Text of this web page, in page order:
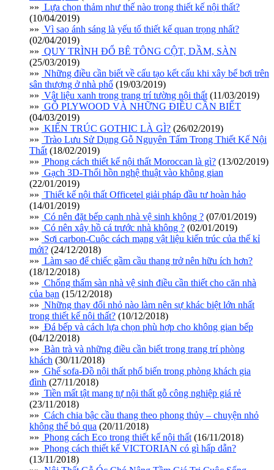
»» Lựa chọn thảm như thế nào trong thiết kế nội thất?
(10/04/2019)
»» Vì sao ánh sáng là yếu tố thiết kế quan trọng nhất?
(02/04/2019)
»» QUY TRÌNH ĐỔ BÊ TÔNG CỘT, DẦM, SÀN
(25/03/2019)
»» Những điều cần biết về cấu tạo kết cấu khi xây bể bơi trên
sân thượng ở nhà phố (19/03/2019)
»» Vật liệu xanh trong trang trí tường nội thất (11/03/2019)
»» GỖ PLYWOOD VÀ NHỮNG ĐIỀU CẦN BIẾT
(04/03/2019)
»» KIẾN TRÚC GOTHIC LÀ GÌ? (26/02/2019)
»» Trào Lưu Sử Dụng Gỗ Nguyên Tấm Trong Thiết Kế Nội
Thất (18/02/2019)
»» Phong cách thiết kế nội thất Moroccan là gì? (13/02/2019)
»» Gạch 3D-Thổi hồn nghệ thuật vào không gian
(22/01/2019)
»» Thiết kế nội thất Officetel giải pháp đầu tư hoàn hảo
(14/01/2019)
»» Có nên đặt bếp cạnh nhà vệ sinh không ? (07/01/2019)
»» Có nên xây hồ cá trước nhà không ? (02/01/2019)
»» Sợi carbon-Cuộc cách mạng vật liệu kiến trúc của thế kỉ
mới? (24/12/2018)
»» Làm sao để chiếc gầm cầu thang trở nên hữu ích hơn?
(18/12/2018)
»» Chống thấm sàn nhà vệ sinh điều cần thiết cho căn nhà
của bạn (15/12/2018)
»» Những thay đổi nhỏ nào làm nên sự khác biệt lớn nhất
trong thiết kế nội thất? (10/12/2018)
»» Đá bếp và cách lựa chọn phù hợp cho không gian bếp
(04/12/2018)
»» Bàn trà và những điều cần biết trong trang trí phòng
khách (30/11/2018)
»» Ghế sofa-Đồ nội thất phổ biến trong phòng khách gia
đình (27/11/2018)
»» Tiền mất tật mang tự nội thất gỗ công nghiệp giá rẻ
(23/11/2018)
»» Cách chia bậc cầu thang theo phong thủy – chuyện nhỏ
không thể bỏ qua (20/11/2018)
»» Phong cách Eco trong thiết kế nội thất (16/11/2018)
»» Phong cách thiết kế VICTORIAN có gì hấp dẫn?
(13/11/2018)